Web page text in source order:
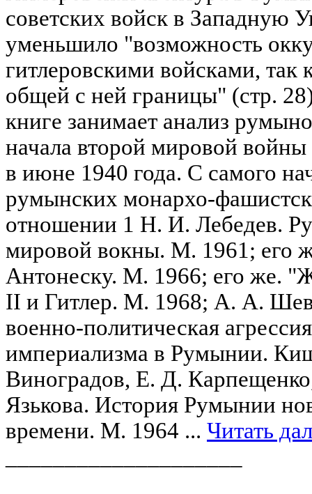
советских войск в Западную
уменьшило "возможность
гитлеровскими войсками,
общей с ней границы" (стр.
книге занимает анализ
начала второй мировой
в июне 1940 года. С самого
румынских монархо-
отношении 1 Н. И. Лебедев.
мировой вокны. М. 1961; его
Антонеску. М. 1966; его же.
II и Гитлер. М. 1968; А. А.
военно-политическая
империализма в Румынии.
Виноградов, Е. Д.
Язькова. История Румынии
времени. М. 1964 ... Читать